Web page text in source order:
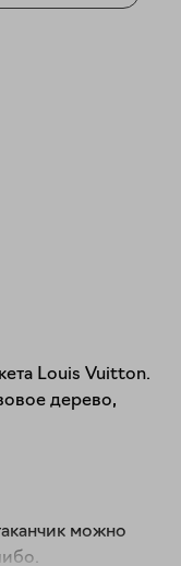
Louis Vuitton.
дерево,
можно